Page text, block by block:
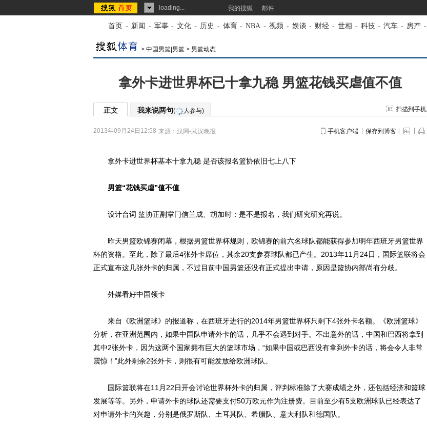
loading... 我的搜狐 邮件
首页 - 新闻 - 军事 - 文化 - 历史 - 体育 - NBA - 视频 - 娱谈 - 财经 - 世相 - 科技 - 汽车 - 房产 -
> 中国男篮|男篮 > 男篮动态
拿外卡进世界杯已十拿九稳 男篮花钱买虐值不值
正文 我来说两句( 人参与) 扫描到手机
2013年09月24日12:58 来源： 汉网-武汉晚报 手机客户端 保存到博客
拿外卡进世界杯基本十拿九稳 是否该报名篮协依旧七上八下
男篮“花钱买虐”值不值
设计台词 篮协正副掌门信兰成、胡加时：是不是报名，我们研究研究再说。
昨天男篮欧锦赛闭幕，根据男篮世界杯规则，欧锦赛的前六名球队都能获得参加明年西班牙男篮世界
杯的资格。至此，除了最后4张外卡席位，其余20支参赛球队都已产生。2013年11月24日，国际篮联将会
正式宣布这几张外卡的归属，不过目前中国男篮还没有正式提出申请，原因是篮协内部尚有分歧。
外媒看好中国领卡
来自《欧洲篮球》的报道称，在西班牙进行的2014年男篮世界杯只剩下4张外卡名额。《欧洲篮球》
分析，在亚洲范围内，如果中国队申请外卡的话，几乎不会遇到对手。不出意外的话，中国和巴西将拿到
其中2张外卡，因为这两个国家拥有巨大的篮球市场，“如果中国或巴西没有拿到外卡的话，将会令人非常
震惊！”此外剩余2张外卡，则很有可能发放给欧洲球队。
国际篮联将在11月22日开会讨论世界杯外卡的归属，评判标准除了大赛成绩之外，还包括经济和篮球
发展等等。另外，申请外卡的球队还需要支付50万欧元作为注册费。目前至少有5支欧洲球队已经表达了
对申请外卡的兴趣，分别是俄罗斯队、土耳其队、希腊队、意大利队和德国队。